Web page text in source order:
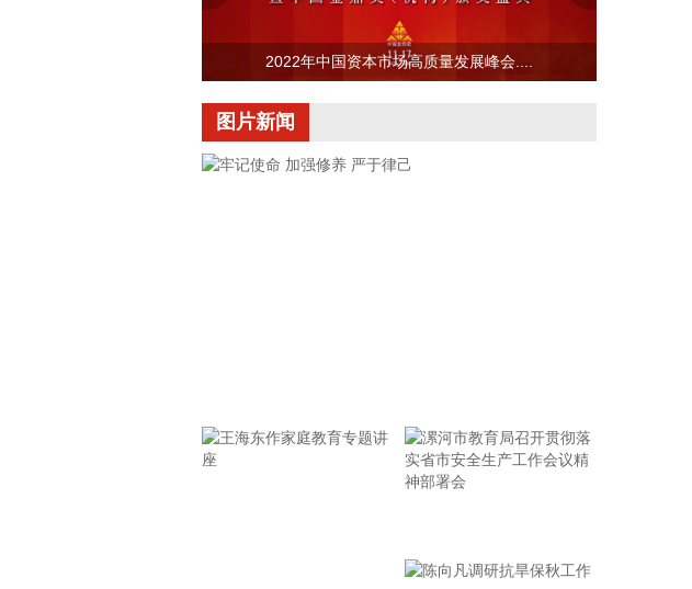
本次成功开通验证了5G异网漫游跨企业协同保障能
力，以及在真实汛情下的启停流程、业务配置和监控
保障等全环节操作性，有效增强了全省通信网络容灾
畅通筑牢通信“生命线”。
续时间更长、造成影响更大。要高度警觉、闻令而
动，把防汛防台工作作为当前的重中之重，始终坚持
人民至上、生命至上，坚持“从最坏处着眼、做到顶格
麻痹思想、侥幸心理，把所有的工作都往前预置、往
2022年中国资本市场高质量发展峰会....
图片新闻
实省市安全生产工作会议